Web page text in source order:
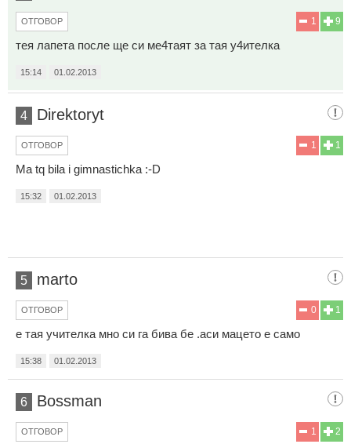
9
1
ОТГОВОР
тея лапета после ще си ме4таят за тая у4ителка
15:14 01.02.2013
4 Direktoryt
1
1
ОТГОВОР
Ma tq bila i gimnastichka :-D
15:32 01.02.2013
5 marto
1
0
ОТГОВОР
е тая учителка мно си га бива бе .аси мацето е само
15:38 01.02.2013
6 Bossman
2
1
ОТГОВОР